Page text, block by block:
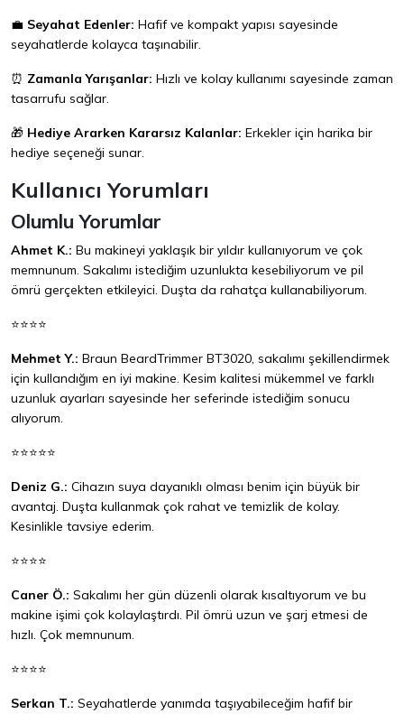
💼 Seyahat Edenler: Hafif ve kompakt yapısı sayesinde
seyahatlerde kolayca taşınabilir.
⏰ Zamanla Yarışanlar: Hızlı ve kolay kullanımı sayesinde zaman
tasarrufu sağlar.
🎁 Hediye Ararken Kararsız Kalanlar: Erkekler için harika bir
hediye seçeneği sunar.
Kullanıcı Yorumları
Olumlu Yorumlar
Ahmet K.: Bu makineyi yaklaşık bir yıldır kullanıyorum ve çok
memnunum. Sakalımı istediğim uzunlukta kesebiliyorum ve pil
ömrü gerçekten etkileyici. Duşta da rahatça kullanabiliyorum.
⭐⭐⭐⭐
Mehmet Y.: Braun BeardTrimmer BT3020, sakalımı şekillendirmek
için kullandığım en iyi makine. Kesim kalitesi mükemmel ve farklı
uzunluk ayarları sayesinde her seferinde istediğim sonucu
alıyorum.
⭐⭐⭐⭐⭐
Deniz G.: Cihazın suya dayanıklı olması benim için büyük bir
avantaj. Duşta kullanmak çok rahat ve temizlik de kolay.
Kesinlikle tavsiye ederim.
⭐⭐⭐⭐
Caner Ö.: Sakalımı her gün düzenli olarak kısaltıyorum ve bu
makine işimi çok kolaylaştırdı. Pil ömrü uzun ve şarj etmesi de
hızlı. Çok memnunum.
⭐⭐⭐⭐
Serkan T.: Seyahatlerde yanımda taşıyabileceğim hafif bir